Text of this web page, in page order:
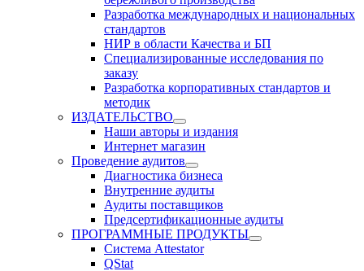
Разработка международных и национальных
стандартов
НИР в области Качества и БП
Специализированные исследования по
заказу
Разработка корпоративных стандартов и
методик
ИЗДАТЕЛЬСТВО
Наши авторы и издания
Интернет магазин
Проведение аудитов
Диагностика бизнеса
Внутренние аудиты
Аудиты поставщиков
Предсертификационные аудиты
ПРОГРАММНЫЕ ПРОДУКТЫ
Система Attestator
QStat